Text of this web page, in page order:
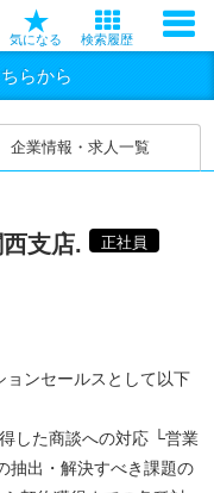
気になる 検索履歴
らから
企業情報・求人一覧
支店.
正社員
ンセールスとして以下
した商談への対応 └営業
抽出・解決すべき課題の